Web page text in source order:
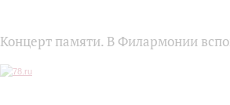
Концерт памяти. В Филармонии